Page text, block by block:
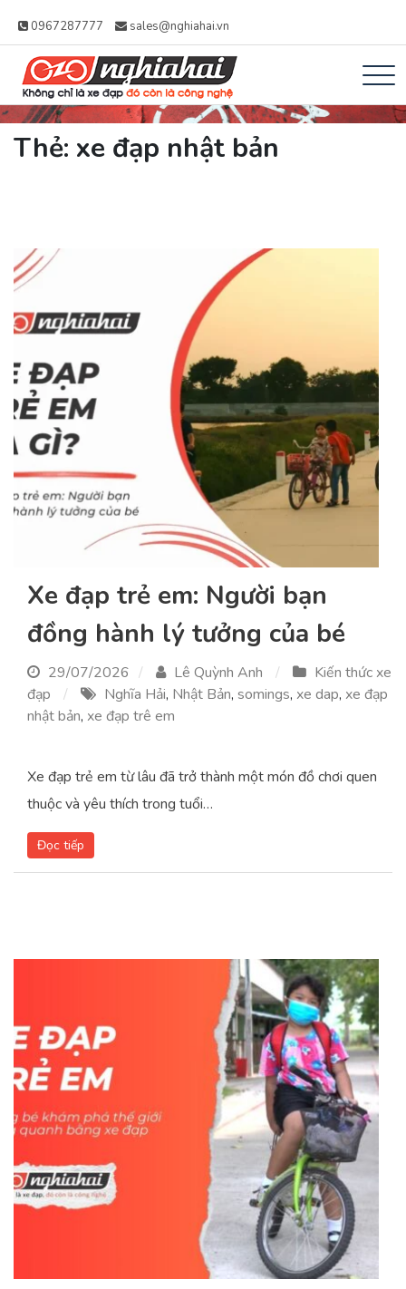
0967287777 sales@nghiahai.vn
Xe đạp Nhật Nghĩa
Hải – Xe Đạp Trợ
Lực Nhật Bản
Không chỉ là xe đạp, đó còn là công
nghệ
Thẻ: xe đạp nhật bản
Xe đạp trẻ em: Người bạn
đồng hành lý tưởng của bé
29/07/2026 Lê Quỳnh Anh
Kiến thức xe
đạp
Nghĩa Hải, Nhật Bản, somings, xe dap, xe đạp
nhật bản, xe đạp trê em
Xe đạp trẻ em từ lâu đã trở thành một món đồ chơi quen
thuộc và yêu thích trong tuổi…
Đọc tiếp